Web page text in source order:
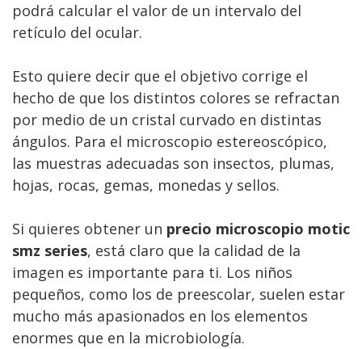
podrá calcular el valor de un intervalo del
retículo del ocular.
Esto quiere decir que el objetivo corrige el
hecho de que los distintos colores se refractan
por medio de un cristal curvado en distintas
ángulos. Para el microscopio estereoscópico,
las muestras adecuadas son insectos, plumas,
hojas, rocas, gemas, monedas y sellos.
Si quieres obtener un precio microscopio motic
smz series, está claro que la calidad de la
imagen es importante para ti. Los niños
pequeños, como los de preescolar, suelen estar
mucho más apasionados en los elementos
enormes que en la microbiología.